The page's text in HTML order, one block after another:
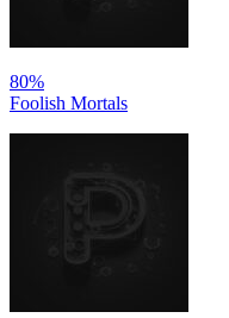
80%
Foolish Mortals